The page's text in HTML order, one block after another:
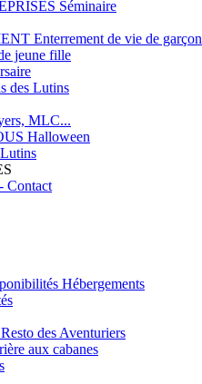
Séminaire
Enterrement de vie de garçon
jeune fille
des Lutins
MLC...
Halloween
Contact
Hébergements
Resto des Aventuriers
aux cabanes